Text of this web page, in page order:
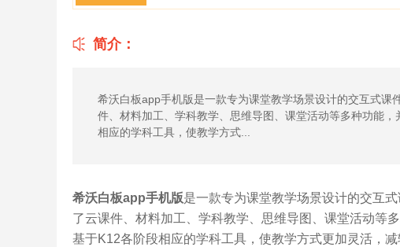
简介：
希沃白板app手机版是一款专为课堂教学场景设计的交互式
件、材料加工、学科教学、思维导图、课堂活动等多种功能
相应的学科工具，使教学方式...
希沃白板app手机版是一款专为课堂教学场景设计的交互
了云课件、材料加工、学科教学、思维导图、课堂活动等
基于K12各阶段相应的学科工具，使教学方式更加灵活，